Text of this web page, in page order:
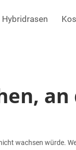
Hybridrasen
wachsen würde.